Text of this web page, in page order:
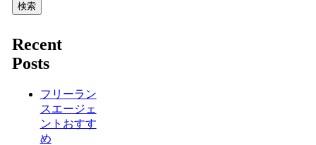
検索
Recent
Posts
フリーラン
スエージェ
ントおすす
め